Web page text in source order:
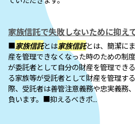
家族信託で失敗しないために抑え
■家族信託とは家族信託とは、簡潔に
産を管理できなくなった時のための制
が委託者として自分の財産を管理でき
る家族等が受託者として財産を管理す
際、受託者は善管注意義務や忠実義務
負います。■抑えるべきポ...